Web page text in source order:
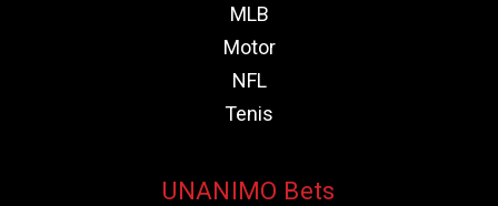
MLB
Motor
NFL
Tenis
UNANIMO Bets